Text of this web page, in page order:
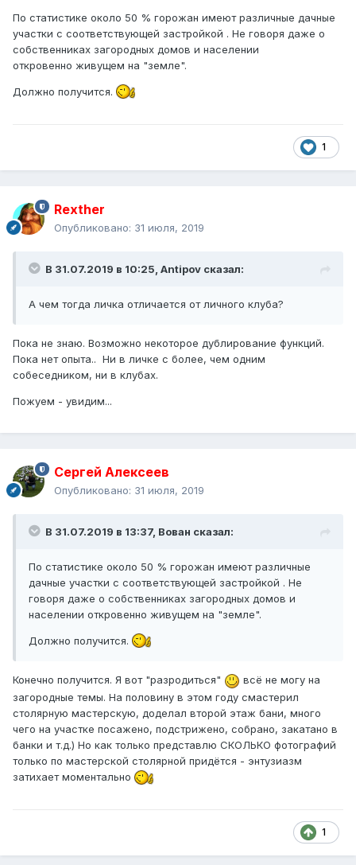
По статистике около 50 % горожан имеют различные дачные
участки с соответствующей застройкой . Не говоря даже о
собственниках загородных домов и населении
откровенно живущем на "земле".
Должно получится.
1
Rexther
Опубликовано: 31 июля, 2019
В 31.07.2019 в 10:25, Antipov сказал:
А чем тогда личка отличается от личного клуба?
Пока не знаю. Возможно некоторое дублирование функций.
Пока нет опыта.. Ни в личке с более, чем одним
собеседником, ни в клубах.
Пожуем - увидим...
Сергей Алексеев
Опубликовано: 31 июля, 2019
В 31.07.2019 в 13:37, Вован сказал:
По статистике около 50 % горожан имеют различные
дачные участки с соответствующей застройкой . Не
говоря даже о собственниках загородных домов и
населении откровенно живущем на "земле".
Должно получится.
Конечно получится. Я вот "разродиться"
всё не могу на
загородные темы. На половину в этом году смастерил
столярную мастерскую, доделал второй этаж бани, много
чего на участке посажено, подстрижено, собрано, закатано в
банки и т.д.) Но как только представлю СКОЛЬКО фотографий
только по мастерской столярной придётся - энтузиазм
затихает моментально
1